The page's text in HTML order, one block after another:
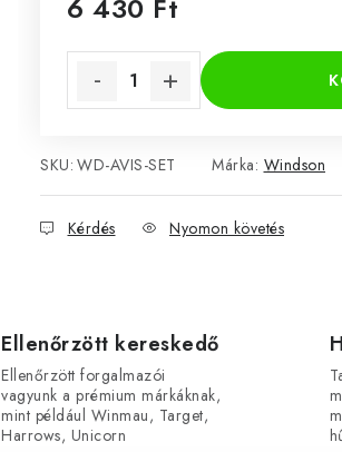
6 430 Ft
SKU: WD-AVIS-SET Márka: Windson
Kérdés Nyomon követés
Ellenőrzött kereskedő
Ellenőrzött forgalmazói
vagyunk a prémium márkáknak,
mint például Winmau, Target,
Harrows, Unicorn